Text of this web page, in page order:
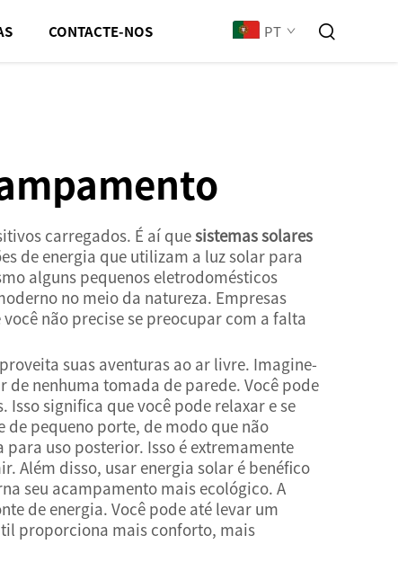
CONTACTE-NOS PT
carregados. É aí quesistemas solares
de energia que utilizam a luz solar para
alguns pequenos eletrodomésticos
no meio da natureza. Empresas
não precise se preocupar com a falta
suas aventuras ao ar livre. Imagine-
nenhuma tomada de parede. Você pode
Isso significa que você pode relaxar e se
pequeno porte, de modo que não
uso posterior. Isso é extremamente
Além disso, usar energia solar é benéfico
seu acampamento mais ecológico. A
de energia. Você pode até levar um
proporciona mais conforto, mais